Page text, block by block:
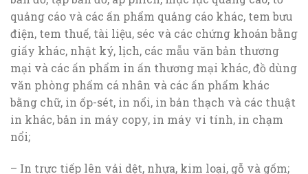
quảng cáo và các ấn phẩm quảng cáo khác, tem bưu
điện, tem thuế, tài liệu, séc và các chứng khoán bằng
giấy khác, nhật ký, lịch, các mẫu văn bản thương
mại và các ấn phẩm in ấn thương mại khác, đồ dùng
văn phòng phẩm cá nhân và các ấn phẩm khác
bằng chữ, in ốp-sét, in nổi, in bản thạch và các thuật
in khác, bản in máy copy, in máy vi tính, in chạm
nổi;
– In trực tiếp lên vải dệt, nhựa, kim loại, gỗ và gốm;